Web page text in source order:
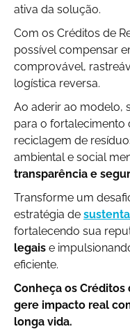
ativa da solução.
Com os Créditos de
possível compensar
comprovável,
logística reversa.
Ao aderir ao modelo,
para o fortalecimento
reciclagem de
ambiental e social
transparência e
Transforme um
estratégia de
fortalecendo sua
legais e
eficiente.
Conheça os
gere impacto real
longa vida.